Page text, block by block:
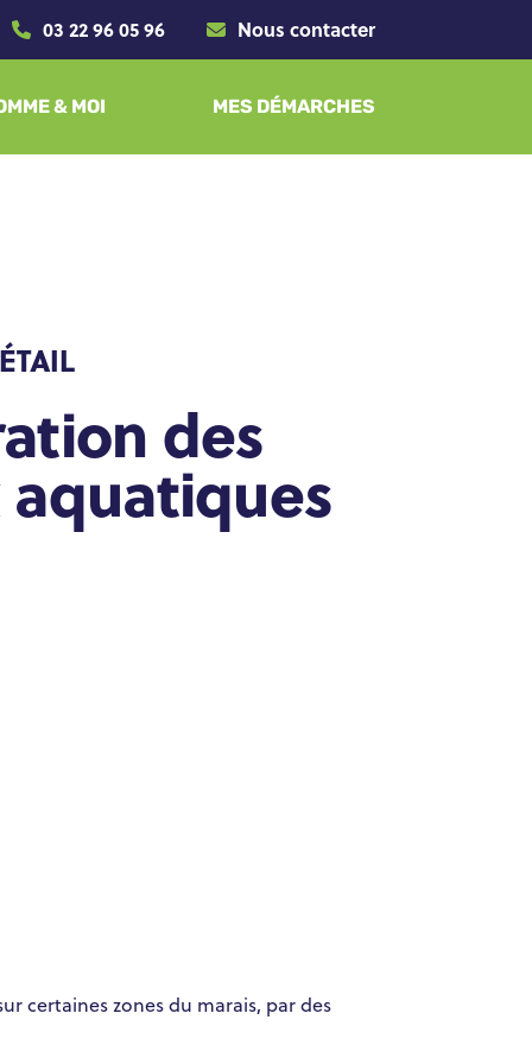
03 22 96 05 96 Nous contacter
& MOI MES DÉMARCHES
des
certaines zones du marais, par des